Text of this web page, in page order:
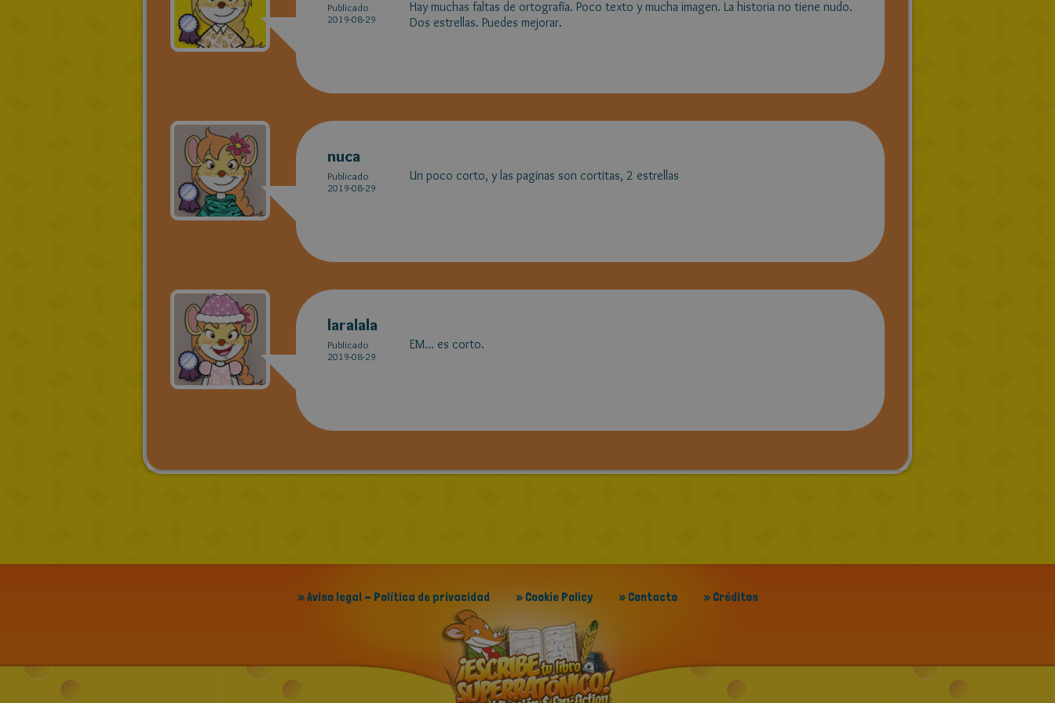
Publicado
2019-08-29
Hay muchas faltas de ortografía. Poco texto y mucha imagen. La historia no tiene nudo.
Dos estrellas. Puedes mejorar.
nuca
Publicado
2019-08-29
Un poco corto, y las paginas son cortitas, 2 estrellas
laralala
Publicado
2019-08-29
EM... es corto.
» Aviso legal - Política de privacidad » Cookie Policy » Contacto » Créditos